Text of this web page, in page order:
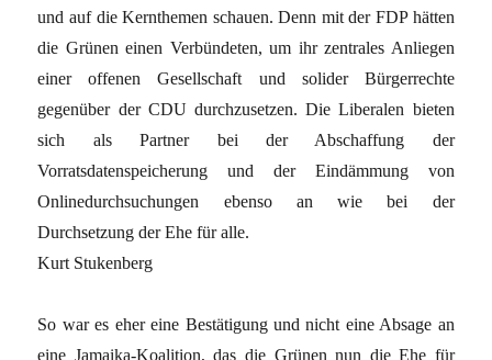
und auf die Kernthemen schauen. Denn mit der FDP hätten
die Grünen einen Verbündeten, um ihr zentrales Anliegen
einer offenen Gesellschaft und solider Bürgerrechte
gegenüber der CDU durchzusetzen. Die Liberalen bieten
sich als Partner bei der Abschaffung der
Vorratsdatenspeicherung und der Eindämmung von
Onlinedurchsuchungen ebenso an wie bei der
Durchsetzung der Ehe für alle.
Kurt Stukenberg
So war es eher eine Bestätigung und nicht eine Absage an
eine Jamaika-Koalition, das die Grünen nun die Ehe für